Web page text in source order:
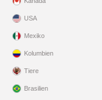
USA
Mexiko
Kolumbien
Tiere
Brasilien